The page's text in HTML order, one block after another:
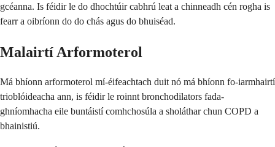
gcéanna. Is féidir le do dhochtúir cabhrú leat a chinneadh cén rogha is
fearr a oibríonn do do chás agus do bhuiséad.
Malairtí Arformoterol
Má bhíonn arformoterol mí-éifeachtach duit nó má bhíonn fo-iarmhairtí
trioblóideacha ann, is féidir le roinnt bronchodilators fada-
ghníomhacha eile buntáistí comhchosúla a sholáthar chun COPD a
bhainistiú.